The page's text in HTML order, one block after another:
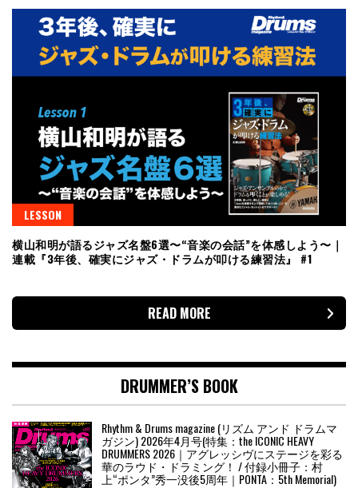
LESSON
横山和明が語るジャズ名盤6選〜“音楽の会話”を体感しよう〜｜
連載『3年後、確実にジャズ・ドラムが叩ける練習法』 #1
READ MORE
DRUMMER’S BOOK
Rhythm & Drums magazine (リズム アンド ドラムマ
ガジン) 2026年4月号(特集：the ICONIC HEAVY
DRUMMERS 2026｜アグレッシヴにステージを彩る
華のラウド・ドラミング！ / 付録小冊子：村
上“ポンタ”秀一没後5周年｜PONTA：5th Memorial)